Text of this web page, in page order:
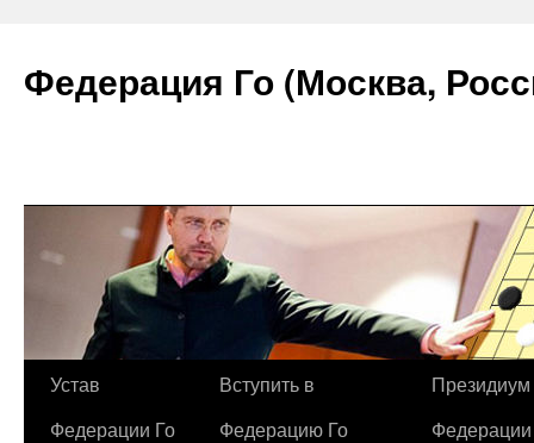
Федерация Го (Москва,
Устав
Федерации Го
Вступить в
Федерацию Го
Президиум